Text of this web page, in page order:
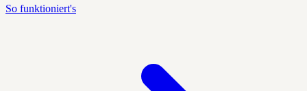
So funktioniert's